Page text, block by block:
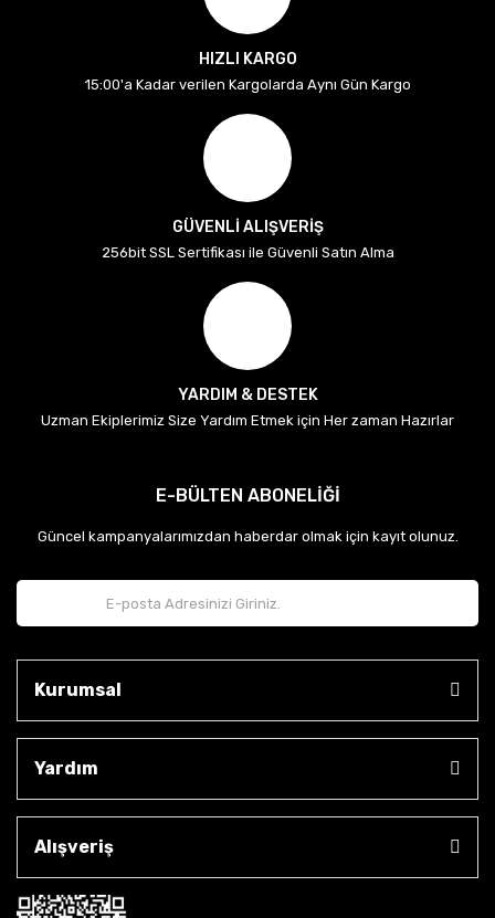
HIZLI KARGO
15:00'a Kadar verilen Kargolarda Aynı Gün Kargo
GÜVENLİ ALIŞVERİŞ
256bit SSL Sertifikası ile Güvenli Satın Alma
YARDIM & DESTEK
Uzman Ekiplerimiz Size Yardım Etmek için Her zaman Hazırlar
E-BÜLTEN ABONELİĞİ
Güncel kampanyalarımızdan haberdar olmak için kayıt olunuz.
Kurumsal
Yardım
Alışveriş